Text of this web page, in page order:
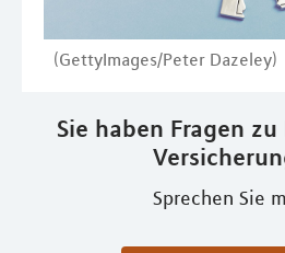
(GettyImages/Peter Dazeley)
Sie haben Fragen
Sprechen Sie